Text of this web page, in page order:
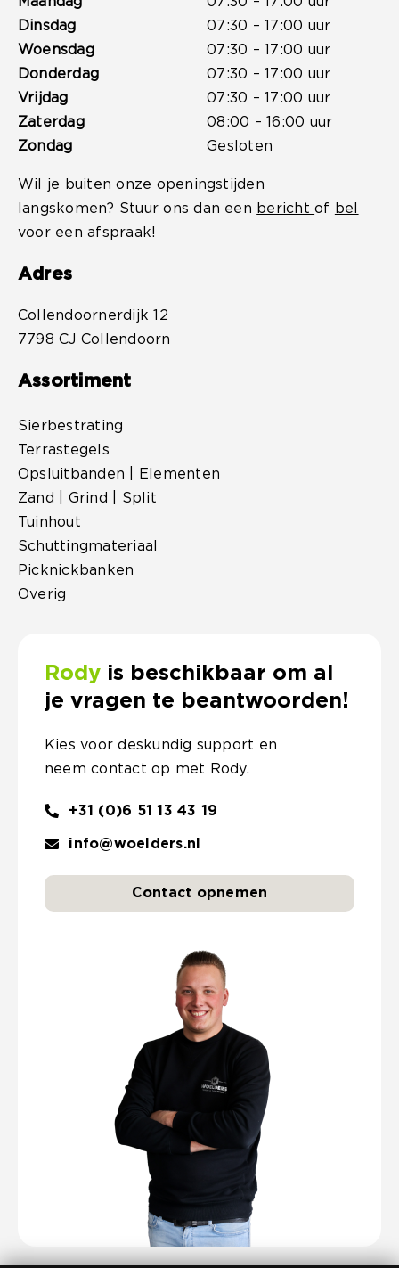
Dinsdag
Woensdag
Donderdag
Vrijdag
Zaterdag
Zondag
07:30 – 17:00 uur
07:30 – 17:00 uur
07:30 – 17:00 uur
07:30 – 17:00 uur
08:00 – 16:00 uur
Gesloten
Wil je buiten onze openingstijden
langskomen? Stuur ons dan een berichtof
bel
voor een afspraak!
Adres
Collendoornerdijk 12
7798 CJ Collendoorn
Assortiment
Sierbestrating
Terrastegels
Opsluitbanden | Elementen
Zand | Grind | Split
Tuinhout
Schuttingmateriaal
Picknickbanken
Overig
Rodyis beschikbaar om al
je vragen te beantwoorden!
Kies voor deskundig support en
neem contact op met Rody.
+31 (0)6 51 13 43 19
info@woelders.nl
Contact opnemen